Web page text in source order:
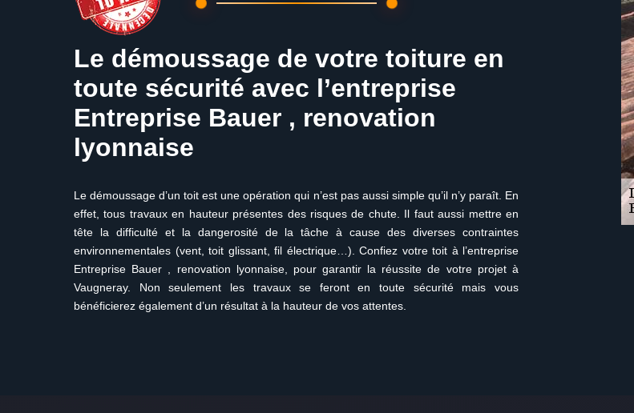
Le démoussage de votre toiture en
toute sécurité avec l’entreprise
Entreprise Bauer , renovation
lyonnaise
Le démoussage d’un toit est une opération qui n’est pas aussi simple qu’il n’y paraît. En
effet, tous travaux en hauteur présentes des risques de chute. Il faut aussi mettre en
tête la difficulté et la dangerosité de la tâche à cause des diverses contraintes
environnementales (vent, toit glissant, fil électrique…). Confiez votre toit à l’entreprise
Entreprise Bauer , renovation lyonnaise, pour garantir la réussite de votre projet à
Vaugneray. Non seulement les travaux se feront en toute sécurité mais vous
bénéficierez également d’un résultat à la hauteur de vos attentes.